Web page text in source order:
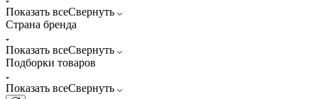
Показать всеСвернуть
Страна бренда
Показать всеСвернуть
Подборки товаров
Показать всеСвернуть